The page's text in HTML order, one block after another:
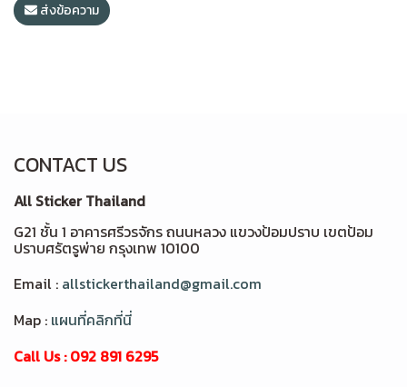
ส่งข้อความ
CONTACT US
All Sticker Thailand
G21 ชั้น 1 อาคารศรีวรจักร ถนนหลวง แขวงป้อมปราบ เขตป้อม
ปราบศรัตรูพ่าย กรุงเทพ 10100
Email : allstickerthailand@gmail.com
Map : แผนที่คลิกที่นี่
Call Us : 092 891 6295